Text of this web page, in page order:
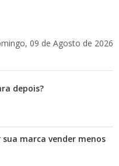
09 de Agosto de 2026
depois?
marca vender menos